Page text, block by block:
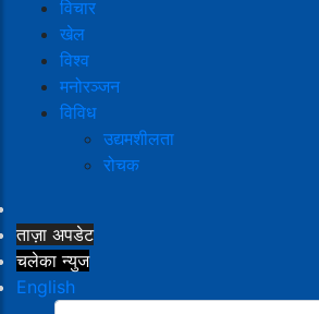
विचार
खेल
विश्व
मनोरञ्जन
विविध
उद्यमशीलता
रोचक
ताज़ा अपडेट
चलेका न्युज
English